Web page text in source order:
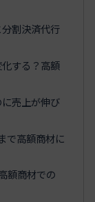
割決済代行
する？高額
売上が伸び
で高額商材に
額商材での